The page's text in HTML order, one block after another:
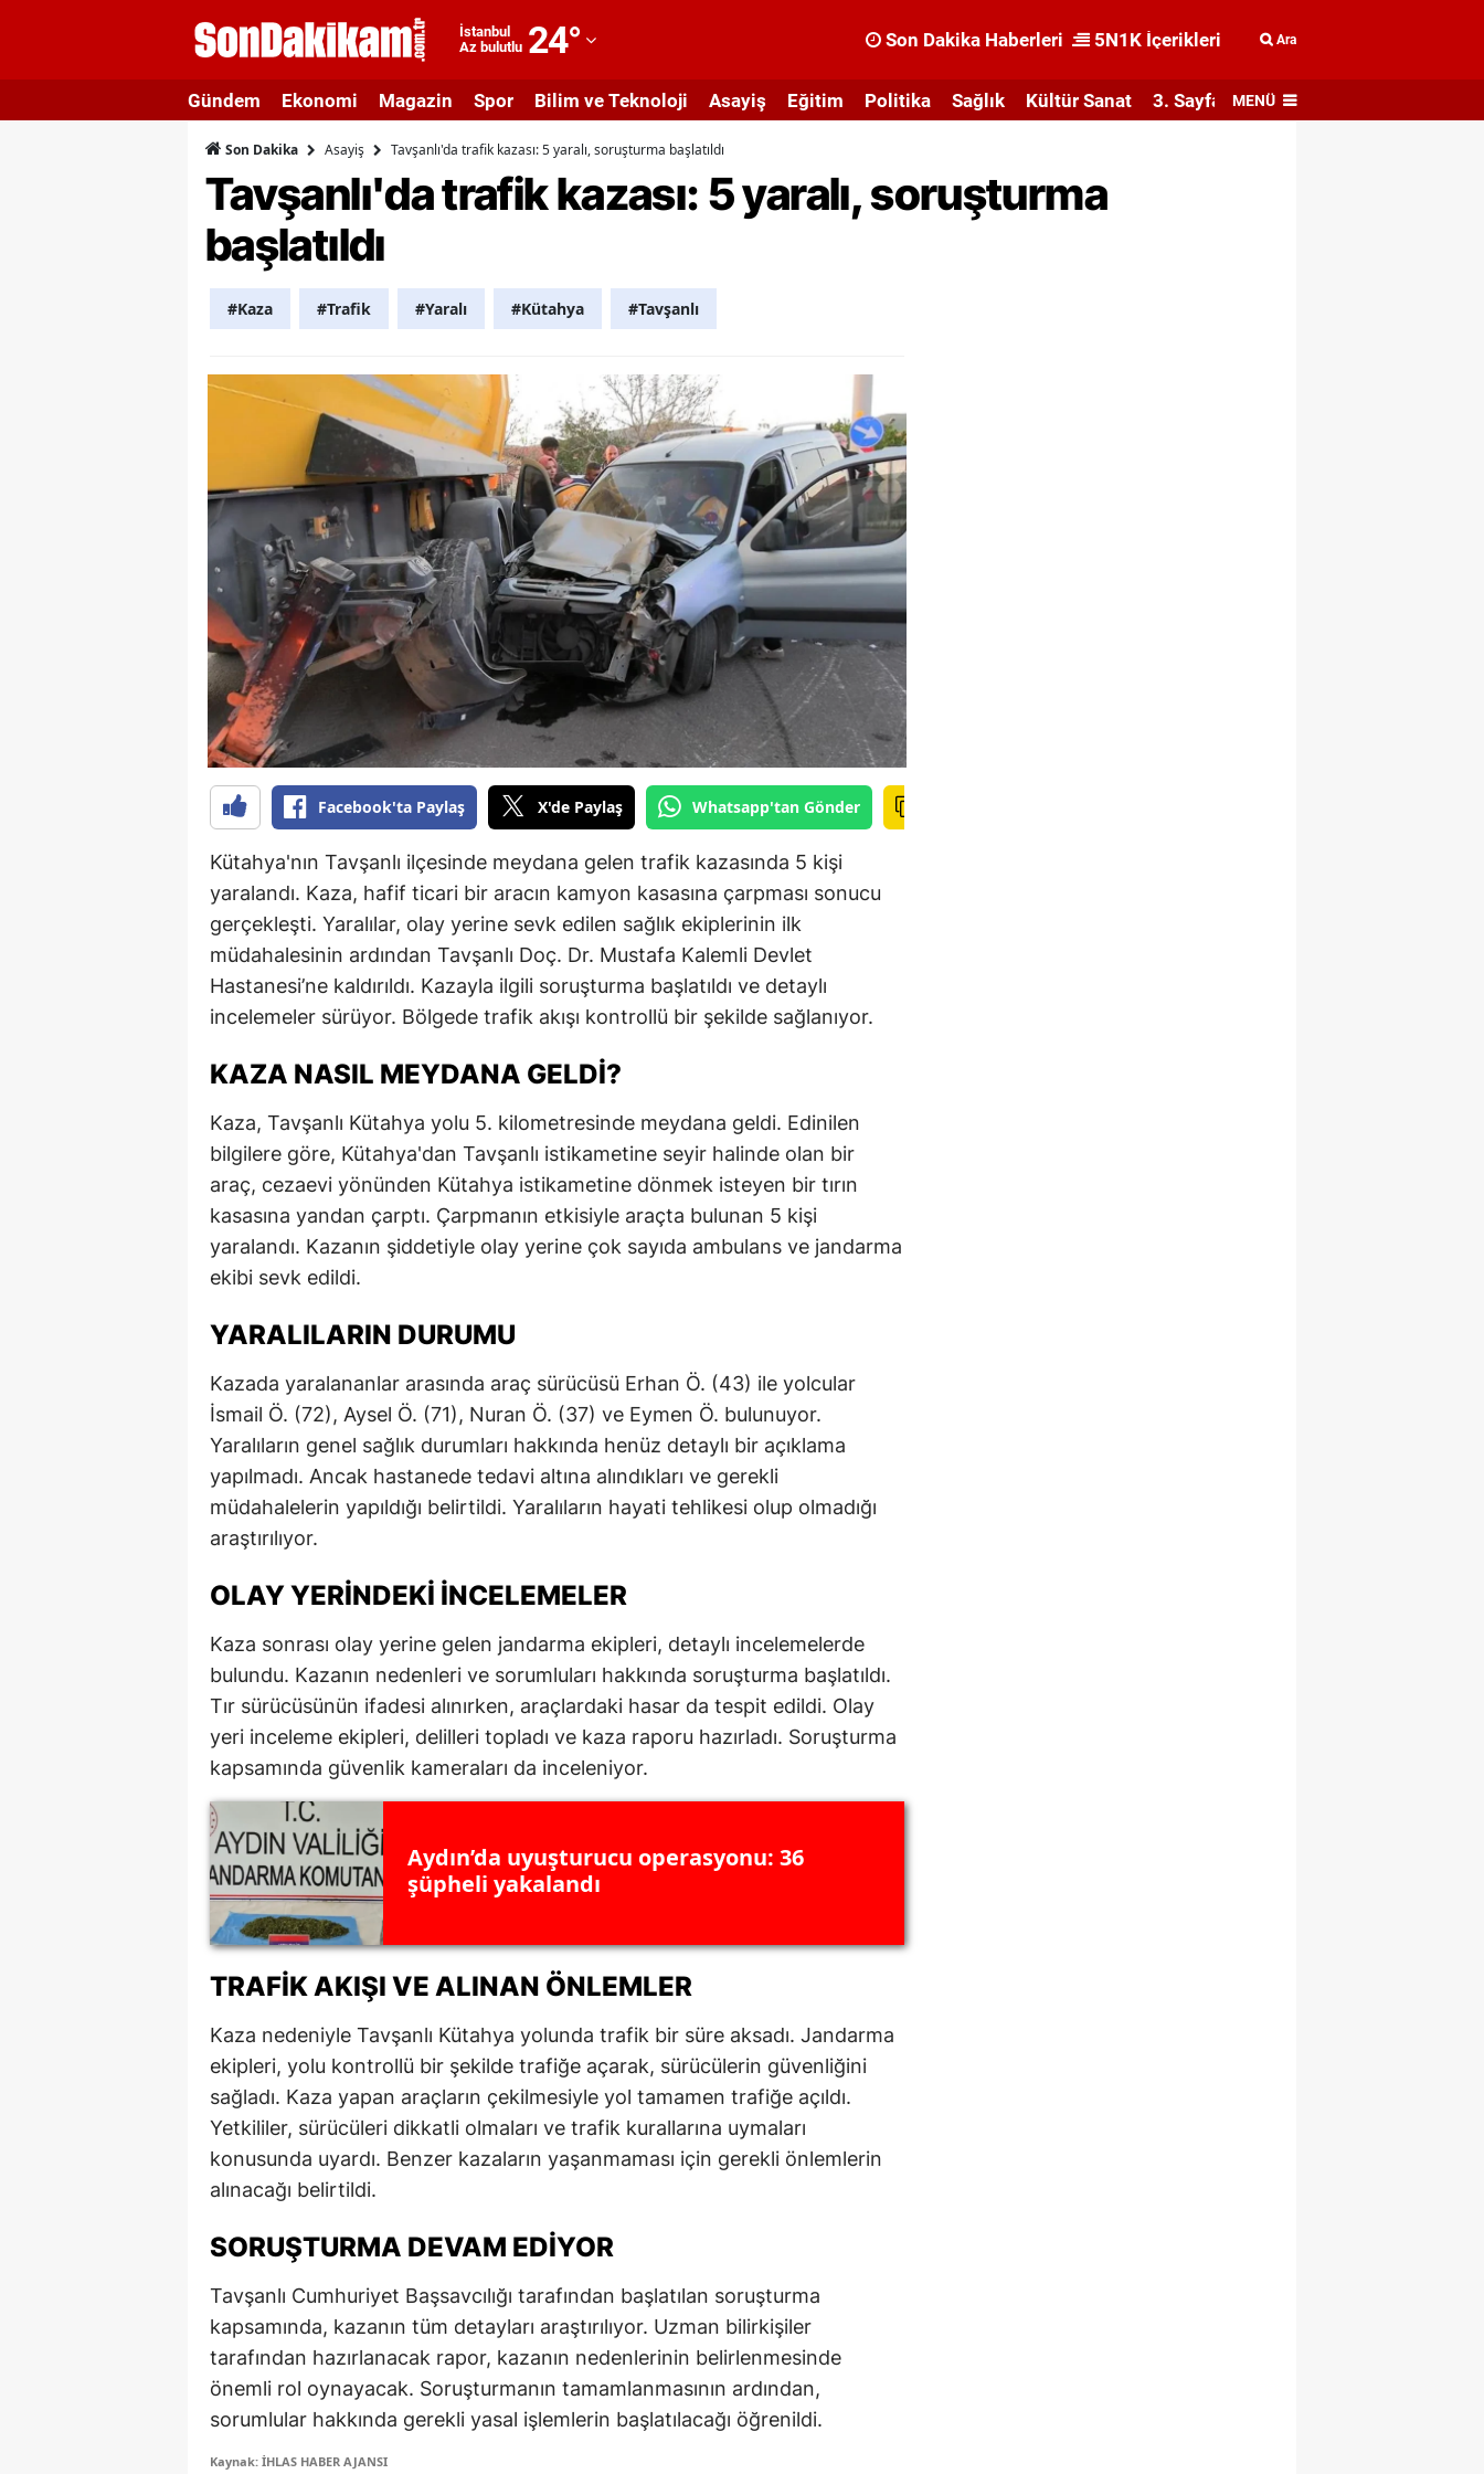
İstanbul
Az bulutlu 24°
Adıyaman
Afyonkarahisar
Ağrı
Ankara
Artvin
Aydın
Balıkesir
Bilecik
Bingöl
Bitlis
Bolu
Burdur
Çanakkale
Çankırı
Çorum
Denizli
Diyarbakır
Edirne
Elazığ
Erzurum
Eskişehir
Gaziantep
Gümüşhane
Hakkari
Hatay
Isparta
Mersin
İzmir
Kars
Kastamonu
Kayseri
Kocaeli
Manisa
Kahramanmaraş
Mardin
Muş
Nevşehir
Niğde
Ordu
Rize
Son Dakika Haberleri 5N1K İçerikleri Ara
Gündem Ekonomi Magazin Spor Bilim ve Teknoloji Asayiş Eğitim Politika Sağlık Kültür Sanat 3. Sayfa MENÜ
Son Dakika Asayiş Tavşanlı'da trafik kazası: 5 yaralı, soruşturma başlatıldı
Tavşanlı'da trafik kazası: 5 yaralı, soruşturma
başlatıldı
#Kaza #Trafik #Yaralı #Kütahya #Tavşanlı
Facebook'ta Paylaş X'de Paylaş Whatsapp'tan Gönder
Kütahya'nın Tavşanlı ilçesinde meydana gelen trafik kazasında 5 kişi
yaralandı. Kaza, hafif ticari bir aracın kamyon kasasına çarpması sonucu
gerçekleşti. Yaralılar, olay yerine sevk edilen sağlık ekiplerinin ilk
müdahalesinin ardından Tavşanlı Doç. Dr. Mustafa Kalemli Devlet
Hastanesi’ne kaldırıldı. Kazayla ilgili soruşturma başlatıldı ve detaylı
incelemeler sürüyor. Bölgede trafik akışı kontrollü bir şekilde sağlanıyor.
KAZA NASIL MEYDANA GELDI?
Kaza, Tavşanlı Kütahya yolu 5. kilometresinde meydana geldi. Edinilen
bilgilere göre, Kütahya'dan Tavşanlı istikametine seyir halinde olan bir
araç, cezaevi yönünden Kütahya istikametine dönmek isteyen bir tırın
kasasına yandan çarptı. Çarpmanın etkisiyle araçta bulunan 5 kişi
yaralandı. Kazanın şiddetiyle olay yerine çok sayıda ambulans ve jandarma
ekibi sevk edildi.
YARALILARIN DURUMU
Kazada yaralananlar arasında araç sürücüsü Erhan Ö. (43) ile yolcular
İsmail Ö. (72), Aysel Ö. (71), Nuran Ö. (37) ve Eymen Ö. bulunuyor.
Yaralıların genel sağlık durumları hakkında henüz detaylı bir açıklama
yapılmadı. Ancak hastanede tedavi altına alındıkları ve gerekli
müdahalelerin yapıldığı belirtildi. Yaralıların hayati tehlikesi olup olmadığı
araştırılıyor.
OLAY YERINDEKI İNCELEMELER
Kaza sonrası olay yerine gelen jandarma ekipleri, detaylı incelemelerde
bulundu. Kazanın nedenleri ve sorumluları hakkında soruşturma başlatıldı.
Tır sürücüsünün ifadesi alınırken, araçlardaki hasar da tespit edildi. Olay
yeri inceleme ekipleri, delilleri topladı ve kaza raporu hazırladı. Soruşturma
kapsamında güvenlik kameraları da inceleniyor.
Aydın’da uyuşturucu operasyonu: 36
şüpheli yakalandı
TRAFIK AKIŞI VE ALINAN ÖNLEMLER
Kaza nedeniyle Tavşanlı Kütahya yolunda trafik bir süre aksadı. Jandarma
ekipleri, yolu kontrollü bir şekilde trafiğe açarak, sürücülerin güvenliğini
sağladı. Kaza yapan araçların çekilmesiyle yol tamamen trafiğe açıldı.
Yetkililer, sürücüleri dikkatli olmaları ve trafik kurallarına uymaları
konusunda uyardı. Benzer kazaların yaşanmaması için gerekli önlemlerin
alınacağı belirtildi.
SORUŞTURMA DEVAM EDIYOR
Tavşanlı Cumhuriyet Başsavcılığı tarafından başlatılan soruşturma
kapsamında, kazanın tüm detayları araştırılıyor. Uzman bilirkişiler
tarafından hazırlanacak rapor, kazanın nedenlerinin belirlenmesinde
önemli rol oynayacak. Soruşturmanın tamamlanmasının ardından,
sorumlular hakkında gerekli yasal işlemlerin başlatılacağı öğrenildi.
Kaynak: İHLAS HABER AJANSI